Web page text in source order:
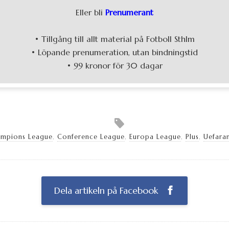
Eller bli Prenumerant
• Tillgång till allt material på Fotboll Sthlm
• Löpande prenumeration, utan bindningstid
• 99 kronor för 30 dagar
League, Conference League, Europa League, Plus,
Dela artikeln på Facebook